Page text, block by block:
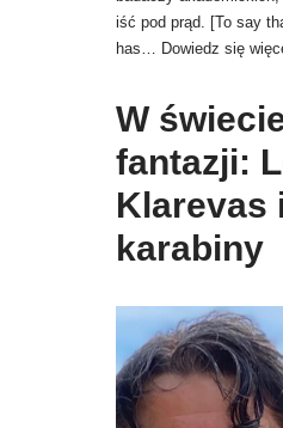
iść pod prąd. [To say
has…
Dowiedz się
W
fantazji:
Klarevas
karabiny